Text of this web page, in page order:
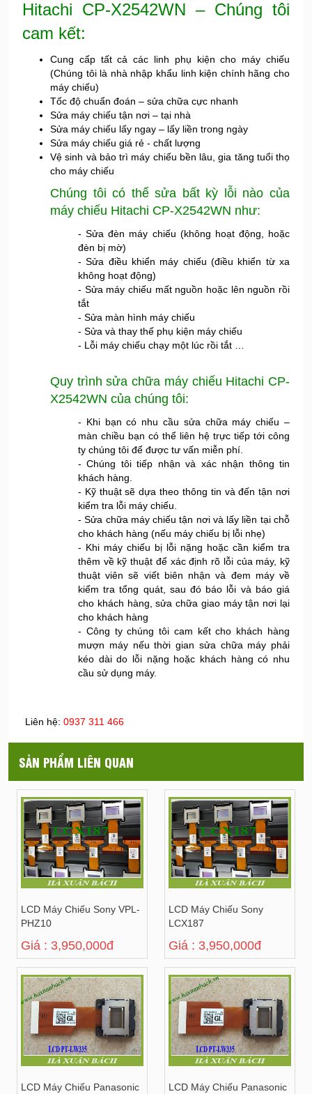
Hitachi CP-X2542WN – Chúng tôi
cam kết:
Cung cấp tất cả các linh phụ kiện cho máy chiếu
(Chúng tôi là nhà nhập khẩu linh kiện chính hãng cho
máy chiếu)
Tốc độ chuẩn đoán – sửa chữa cực nhanh
Sửa máy chiếu tận nơi – tại nhà
Sửa máy chiếu lấy ngay – lấy liền trong ngày
Sửa máy chiếu giá rẻ - chất lượng
Vệ sinh và bảo trì máy chiếu bền lâu, gia tăng tuổi thọ
cho máy chiếu
Chúng tôi có thể sửa bất kỳ lỗi nào của
máy chiếu Hitachi CP-X2542WN như:
- Sửa đèn máy chiếu (không hoạt động, hoặc
đèn bị mờ)
- Sửa điều khiển máy chiếu (điều khiển từ xa
không hoạt động)
- Sửa máy chiếu mất nguồn hoặc lên nguồn rồi
tắt
- Sửa màn hình máy chiếu
- Sửa và thay thế phụ kiện máy chiếu
- Lỗi máy chiếu chạy một lúc rồi tắt …
Quy trìnhsửa chữa máy chiếu Hitachi CP-
X2542WN của chúng tôi:
- Khi bạn có nhu cầu sửa chữa máy chiếu –
màn chiều bạn có thể liên hệ trực tiếp tới công
ty chúng tôi để được tư vấn miễn phí.
- Chúng tôi tiếp nhận và xác nhận thông tin
khách hàng.
- Kỹ thuật sẽ dựa theo thông tin và đến tận nơi
kiểm tra lỗi máy chiếu.
- Sửa chữa máy chiếu tận nơi và lấy liền tại chỗ
cho khách hàng (nếu máy chiếu bị lỗi nhẹ)
- Khi máy chiếu bị lỗi nặng hoặc cần kiểm tra
thêm về kỹ thuật để xác định rõ lỗi của máy, kỹ
thuật viên sẽ viết biên nhận và đem máy về
kiểm tra tổng quát, sau đó báo lỗi và báo giá
cho khách hàng, sửa chữa giao máy tận nơi lại
cho khách hàng
- Công ty chúng tôi cam kết cho khách hàng
mượn máy nếu thời gian sửa chữa máy phải
kéo dài do lỗi nặng hoặc khách hàng có nhu
cầu sử dụng máy.
Liên hệ: 0937 311 466
SẢN PHẨM LIÊN QUAN
LCD Máy Chiếu Sony VPL-
PHZ10
Giá : 3,950,000đ
LCD Máy Chiếu Sony
LCX187
Giá : 3,950,000đ
LCD Máy Chiếu Panasonic
LCD Máy Chiếu Panasonic